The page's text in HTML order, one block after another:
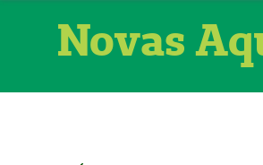
Novas